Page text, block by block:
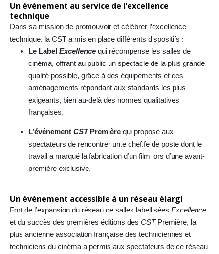
Un événement au service de l’excellence
technique
Dans sa mission de promouvoir et célébrer l’excellence
technique, la CST a mis en place différents dispositifs :
Le Label Excellencequi récompense les salles de
cinéma, offrant au public un spectacle de la plus grande
qualité possible, grâce à des équipements et des
aménagements répondant aux standards les plus
exigeants, bien au-delà des normes qualitatives
françaises.
L’événement CSTPremièrequi propose aux
spectateurs de rencontrer un.e chef.fe de poste dont le
travail a marqué la fabrication d’un film lors d’une avant-
première exclusive.
Un événement accessible à un réseau élargi
Fort de l’expansion du réseau de salles labellisées Excellence
et du succès des premières éditions des CST Première, la
plus ancienne association française des techniciennes et
techniciens du cinéma a permis aux spectateurs de ce réseau